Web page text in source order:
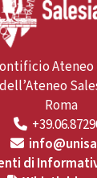
Ateneo
Roma
di